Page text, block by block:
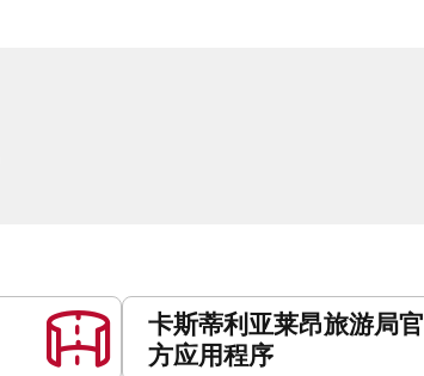
卡斯蒂利亚莱昂旅游局官
方应用程序